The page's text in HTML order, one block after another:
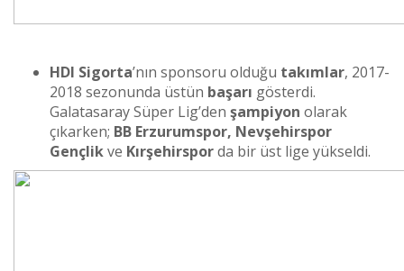
HDI Sigorta’nın sponsoru olduğu takımlar, 2017-
2018 sezonunda üstün başarı gösterdi.
Galatasaray Süper Lig’den şampiyon olarak
çıkarken; BB Erzurumspor, Nevşehirspor
Gençlikve Kırşehirsporda bir üst lige yükseldi.